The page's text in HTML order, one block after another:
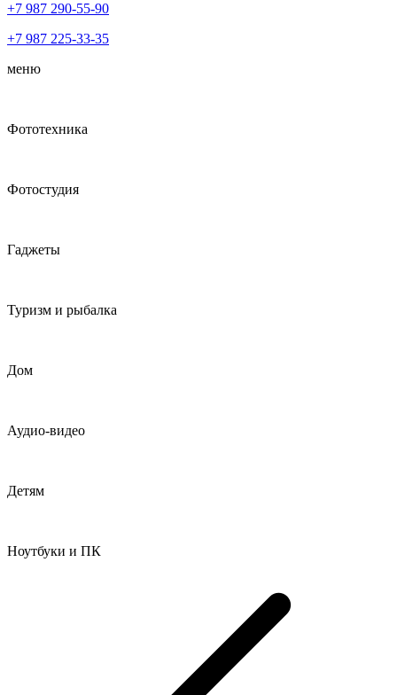
+7 987 290-55-90
+7 987 225-33-35
меню
Фототехника
Фотостудия
Гаджеты
Туризм и рыбалка
Дом
Аудио-видео
Детям
Ноутбуки и ПК